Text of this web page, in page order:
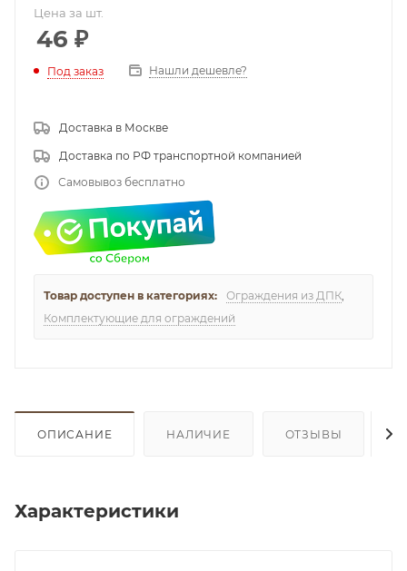
Цена за шт.
46 ₽
Под заказ Нашли дешевле?
Доставка в Москве
Доставка по РФ транспортной компанией
Самовывоз бесплатно
Товар доступен в категориях: Ограждения из ДПК,
Комплектующие для ограждений
ОПИСАНИЕ НАЛИЧИЕ ОТЗЫВЫ
Характеристики